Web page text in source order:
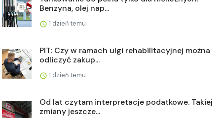
Benzyna, olej nap...
1 dzień temu
PIT: Czy w ramach ulgi rehabilitacyjnej można
odliczyć zakup...
1 dzień temu
Od lat czytam interpretacje podatkowe. Takiej
zmiany jeszcze...